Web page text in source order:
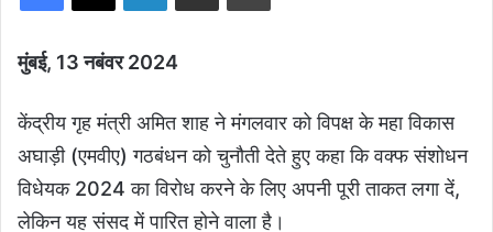
मुंबई, 13 नबंवर 2024
केंद्रीय गृह मंत्री अमित शाह ने मंगलवार को विपक्ष के महा विकास
अघाड़ी (एमवीए) गठबंधन को चुनौती देते हुए कहा कि वक्फ संशोधन
विधेयक 2024 का विरोध करने के लिए अपनी पूरी ताकत लगा दें,
लेकिन यह संसद में पारित होने वाला है।